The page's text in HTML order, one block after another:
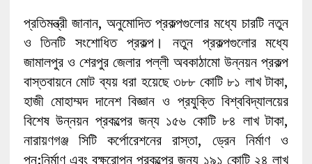
প্রতিমন্ত্রী জানান, অনুমোদিত প্রকল্পগুলোর মধ্যে চারটি নতুন
ও তিনটি সংশোধিত প্রকল্প। নতুন প্রকল্পগুলোর মধ্যে
জামালপুর ও শেরপুর জেলার পল্লী অবকাঠামো উন্নয়ন প্রকল্প
বাস্তবায়নে মোট ব্যয় ধরা হয়েছে ৩৮৮ কোটি ৮১ লাখ টাকা,
হাজী মোহাম্মদ দানেশ বিজ্ঞান ও প্রযুক্তি বিশ্ববিদ্যালয়ের
বিশেষ উন্নয়ন প্রকল্পের জন্য ১৫৬ কোটি ৮৪ লাখ টাকা,
নারায়ণগঞ্জ সিটি কর্পোরেশনের রাস্তা, ড্রেন নির্মাণ ও
পুন:নির্মাণ এবং বৃক্ষরোপন প্রকল্পের জন্য ১৯১ কোটি ২৪ লাখ